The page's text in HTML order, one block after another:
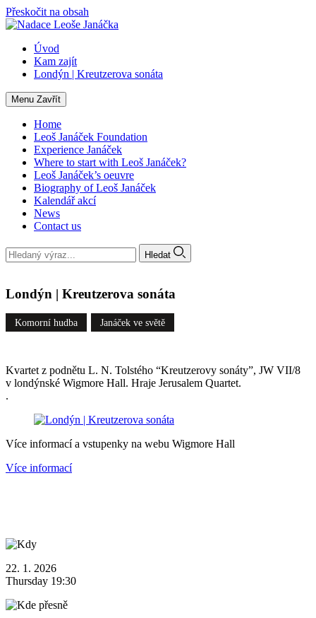
Přeskočit na obsah
Úvod
Kam zajít
Londýn | Kreutzerova sonáta
Menu Zavřít
Home
Leoš Janáček Foundation
Experience Janáček
Where to start with Leoš Janáček?
Leoš Janáček’s oeuvre
Biography of Leoš Janáček
Kalendář akcí
News
Contact us
Hledat
Londýn | Kreutzerova sonáta
Komorní hudba Janáček ve světě
Kvartet z podnětu L. N. Tolstého “Kreutzerovy sonáty”, JW VII/8
v londýnské Wigmore Hall. Hraje Jerusalem Quartet.
.
Více informací a vstupenky na webu Wigmore Hall
Více informací
22. 1. 2026
Thursday 19:30